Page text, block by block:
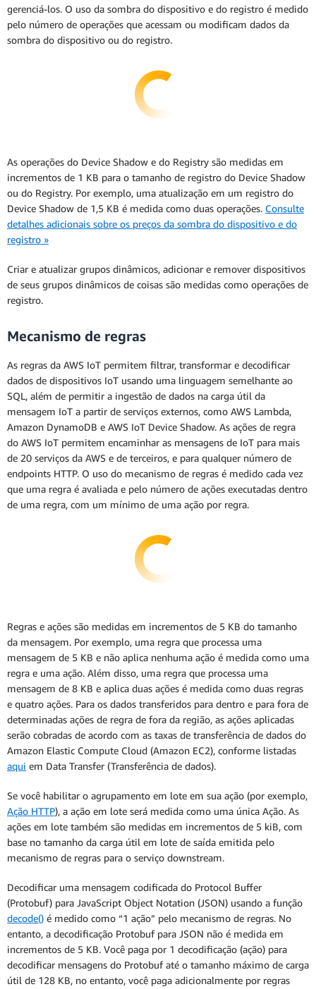
gerenciá-los. O uso da sombra do dispositivo e do registro é medido
pelo número de operações que acessam ou modificam dados da
sombra do dispositivo ou do registro.
As operações do Device Shadow e do Registry são medidas em
incrementos de 1 KB para o tamanho de registro do Device Shadow
ou do Registry. Por exemplo, uma atualização em um registro do
Device Shadow de 1,5 KB é medida como duas operações. Consulte
detalhes adicionais sobre os preços da sombra do dispositivo e do
registro »
Criar e atualizar grupos dinâmicos, adicionar e remover dispositivos
de seus grupos dinâmicos de coisas são medidas como operações de
registro.
Mecanismo de regras
As regras da AWS IoT permitem filtrar, transformar e decodificar
dados de dispositivos IoT usando uma linguagem semelhante ao
SQL, além de permitir a ingestão de dados na carga útil da
mensagem IoT a partir de serviços externos, como AWS Lambda,
Amazon DynamoDB e AWS IoT Device Shadow. As ações de regra
do AWS IoT permitem encaminhar as mensagens de IoT para mais
de 20 serviços da AWS e de terceiros, e para qualquer número de
endpoints HTTP. O uso do mecanismo de regras é medido cada vez
que uma regra é avaliada e pelo número de ações executadas dentro
de uma regra, com um mínimo de uma ação por regra.
Regras e ações são medidas em incrementos de 5 KB do tamanho
da mensagem. Por exemplo, uma regra que processa uma
mensagem de 5 KB e não aplica nenhuma ação é medida como uma
regra e uma ação. Além disso, uma regra que processa uma
mensagem de 8 KB e aplica duas ações é medida como duas regras
e quatro ações. Para os dados transferidos para dentro e para fora de
determinadas ações de regra de fora da região, as ações aplicadas
serão cobradas de acordo com as taxas de transferência de dados do
Amazon Elastic Compute Cloud (Amazon EC2), conforme listadas
aqui em Data Transfer (Transferência de dados).
Se você habilitar o agrupamento em lote em sua ação (por exemplo,
Ação HTTP), a ação em lote será medida como uma única Ação. As
ações em lote também são medidas em incrementos de 5 kiB, com
base no tamanho da carga útil em lote de saída emitida pelo
mecanismo de regras para o serviço downstream.
Decodificar uma mensagem codificada do Protocol Buffer
(Protobuf) para JavaScript Object Notation (JSON) usando a função
decode() é medido como “1 ação” pelo mecanismo de regras. No
entanto, a decodificação Protobuf para JSON não é medida em
incrementos de 5 KB. Você paga por 1 decodificação (ação) para
decodificar mensagens do Protobuf até o tamanho máximo de carga
útil de 128 KB, no entanto, você paga adicionalmente por regras